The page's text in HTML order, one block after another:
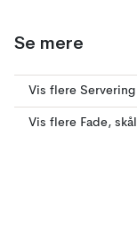
Se mere
Vis flere Servering
Vis flere Fade,